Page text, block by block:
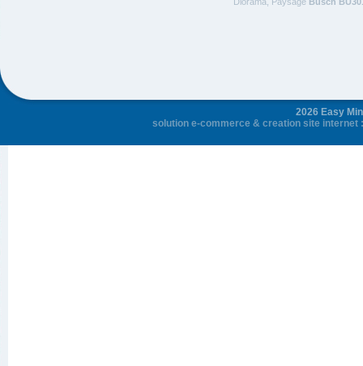
2026 Easy
solution e-commerce & creation site internet